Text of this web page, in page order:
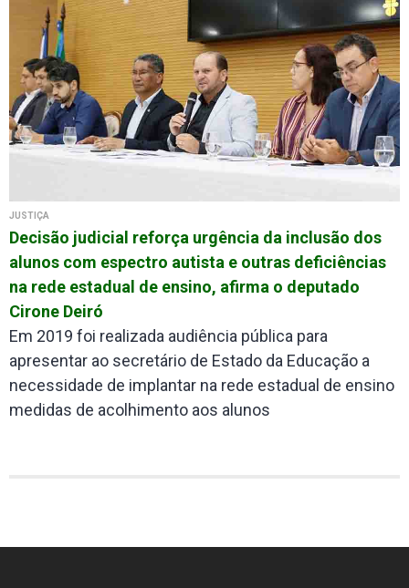
JUSTIÇA
Decisão judicial reforça urgência da inclusão dos
alunos com espectro autista e outras deficiências
na rede estadual de ensino, afirma o deputado
Cirone Deiró
Em 2019 foi realizada audiência pública para
apresentar ao secretário de Estado da Educação a
necessidade de implantar na rede estadual de ensino
medidas de acolhimento aos alunos